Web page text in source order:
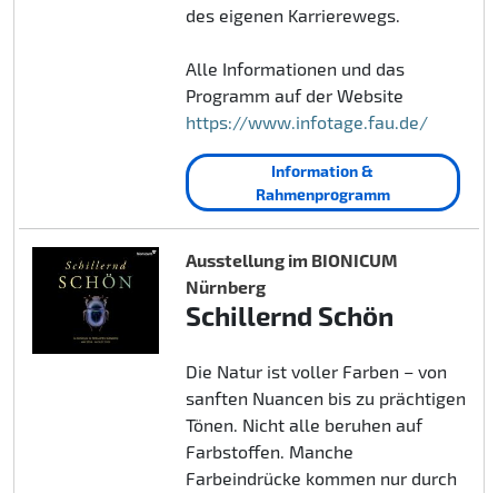
des eigenen Karrierewegs.
Alle Informationen und das
Programm auf der Website
https://www.infotage.fau.de/
Information &
Rahmenprogramm
Ausstellung im BIONICUM
Nürnberg
Schillernd Schön
Die Natur ist voller Farben – von
sanften Nuancen bis zu prächtigen
Tönen. Nicht alle beruhen auf
Farbstoffen. Manche
Farbeindrücke kommen nur durch